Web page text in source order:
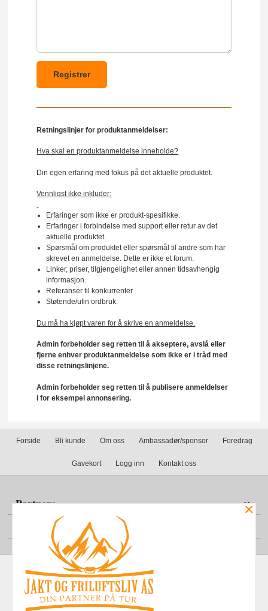
Retningslinjer for produktanmeldelser:
Hva skal en produktanmeldelse inneholde?
Din egen erfaring med fokus på det aktuelle produktet.
Vennligst ikke inkluder:
Erfaringer som ikke er produkt-spesifikke.
Erfaringer i forbindelse med support eller retur av det
aktuelle produktet.
Spørsmål om produktet eller spørsmål til andre som har
skrevet en anmeldelse. Dette er ikke et forum.
Linker, priser, tilgjengelighet eller annen tidsavhengig
informasjon.
Referanser til konkurrenter
Støtende/ufin ordbruk.
Du må ha kjøpt varen for å skrive en anmeldelse.
Admin forbeholder seg retten til å akseptere, avslå eller
fjerne enhver produktanmeldelse som ikke er i tråd med
disse retningslinjene.
Admin forbeholder seg retten til å publisere anmeldelser
i for eksempel annonsering.
Forside Bli kunde Om oss Ambassadør/sponsor Foredrag
Gavekort Logg inn Kontakt oss
Partnere
Din konto
Frakt Kjøpsbetingelser Sikkerhet og personvern
×